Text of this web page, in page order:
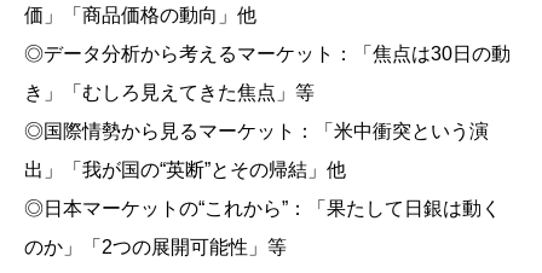
価」「商品価格の動向」他
◎データ分析から考えるマーケット：「焦点は30日の動
き」「むしろ見えてきた焦点」等
◎国際情勢から見るマーケット：「米中衝突という演
出」「我が国の“英断”とその帰結」他
◎日本マーケットの“これから”：「果たして日銀は動く
のか」「2つの展開可能性」等